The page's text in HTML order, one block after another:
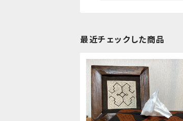
最近チェックした商品